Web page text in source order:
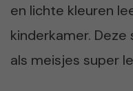
en lichte kleuren
kinderkamer.
als meisjes super